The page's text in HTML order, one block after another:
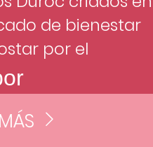
de bienestar
por el